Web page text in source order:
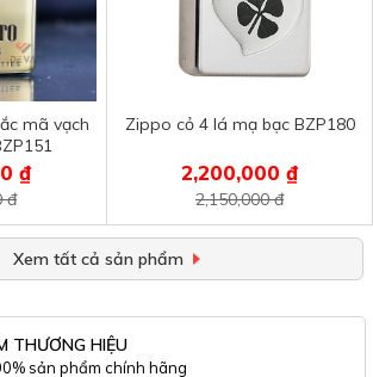
mã vạch
₫
đ
Zippo cỏ 4 lá mạ bạc BZP180
2,200,000 ₫
2,150,000 đ
Xem tất cả sản phẩm
THƯƠNG HIỆU
sản phẩm chính hãng